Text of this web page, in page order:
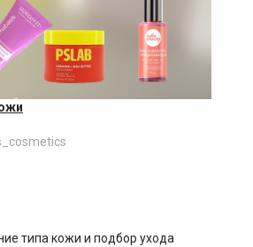
типа кожи и подбор ухода